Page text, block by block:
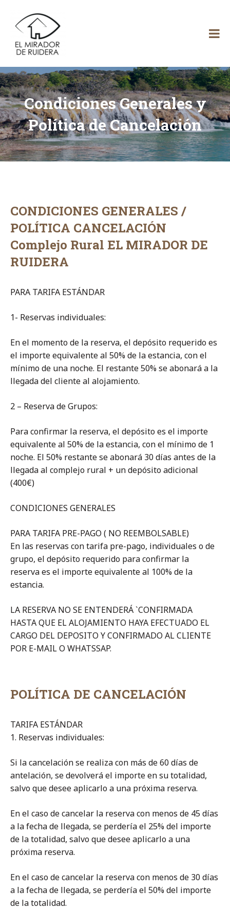
content
El
Mirador
de Ruidera
Condiciones Generales y
Política de Cancelación
CONDICIONES GENERALES /
POLÍTICA CANCELACIÓN
Complejo Rural EL MIRADOR DE
RUIDERA
PARA TARIFA ESTÁNDAR
1- Reservas individuales:
En el momento de la reserva, el depósito requerido es
el importe equivalente al 50% de la estancia, con el
mínimo de una noche. El restante 50% se abonará a la
llegada del cliente al alojamiento.
2 – Reserva de Grupos:
Para confirmar la reserva, el depósito es el importe
equivalente al 50% de la estancia, con el mínimo de 1
noche. El 50% restante se abonará 30 días antes de la
llegada al complejo rural + un depósito adicional
(400€)
CONDICIONES GENERALES
PARA TARIFA PRE-PAGO ( NO REEMBOLSABLE)
En las reservas con tarifa pre-pago, individuales o de
grupo, el depósito requerido para confirmar la
reserva es el importe equivalente al 100% de la
estancia.
LA RESERVA NO SE ENTENDERÁ `CONFIRMADA
HASTA QUE EL ALOJAMIENTO HAYA EFECTUADO EL
CARGO DEL DEPOSITO Y CONFIRMADO AL CLIENTE
POR E-MAIL O WHATSSAP.
POLÍTICA DE CANCELACIÓN
TARIFA ESTÁNDAR
1. Reservas individuales:
Si la cancelación se realiza con más de 60 días de
antelación, se devolverá el importe en su totalidad,
salvo que desee aplicarlo a una próxima reserva.
En el caso de cancelar la reserva con menos de 45 días
a la fecha de llegada, se perdería el 25% del importe
de la totalidad, salvo que desee aplicarlo a una
próxima reserva.
En el caso de cancelar la reserva con menos de 30 días
a la fecha de llegada, se perdería el 50% del importe
de la totalidad.